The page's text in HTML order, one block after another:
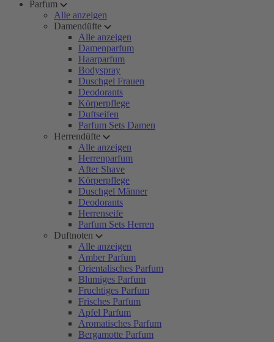
Parfum
Alle anzeigen
Damendüfte
Alle anzeigen
Damenparfum
Haarparfum
Bodyspray
Duschgel Frauen
Deodorants
Körperpflege
Duftseifen
Parfum Sets Damen
Herrendüfte
Alle anzeigen
Herrenparfum
After Shave
Körperpflege
Duschgel Männer
Deodorants
Herrenseife
Parfum Sets Herren
Duftnoten
Alle anzeigen
Amber Parfum
Orientalisches Parfum
Blumiges Parfum
Fruchtiges Parfum
Frisches Parfum
Apfel Parfum
Aromatisches Parfum
Bergamotte Parfum